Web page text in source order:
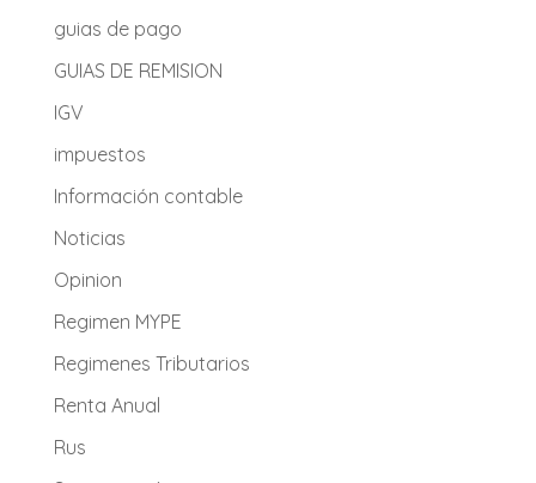
guias de pago
GUIAS DE REMISION
IGV
impuestos
Información contable
Noticias
Opinion
Regimen MYPE
Regimenes Tributarios
Renta Anual
Rus